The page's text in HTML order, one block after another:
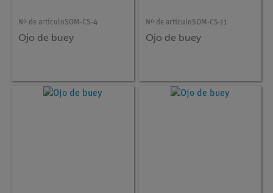
Nº de artículoSOM-CS-4
Ojo de buey
Nº de artículoSOM-CS-11
Ojo de buey